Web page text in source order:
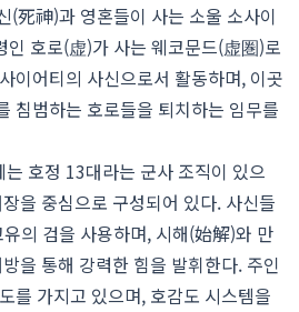
(死神)과 영혼들이 사는 소울 소사이
호로(虚)가 사는 웨코문드(虚圏)로
이어티의 사신으로서 활동하며, 이곳
침범하는 호로들을 퇴치하는 임무를
호정 13대라는 군사 조직이 있으
을 중심으로 구성되어 있다. 사신들
의 검을 사용하며, 시해(始解)와 만
을 통해 강력한 힘을 발휘한다. 주인
를 가지고 있으며, 호감도 시스템을